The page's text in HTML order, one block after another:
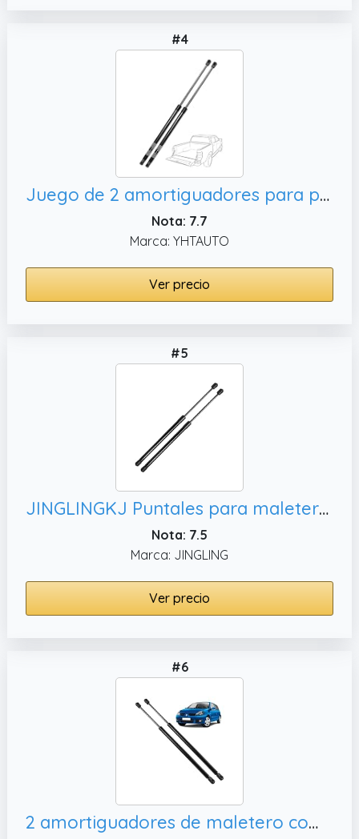
#4
Juego de 2 amortiguadores para portón de elevación trasero para maletero Volkswagen Beetle 1998-2010
Nota: 7.7
Marca: YHTAUTO
Ver precio
#5
JINGLINGKJ Puntales para maletero Vitara LY 2015-2019 Amortiguadores de gas para portón trasero trasero 492 mm 81850 54P01 81860 352545 353023 DOS AÑOS DE GARANTÍA (negro)
Nota: 7.5
Marca: JINGLING
Ver precio
#6
2 amortiguadores de maletero compatibles para Clio 2 (de 1998 a 2005) muelle neumático maletero | 7700842256| 7700842254